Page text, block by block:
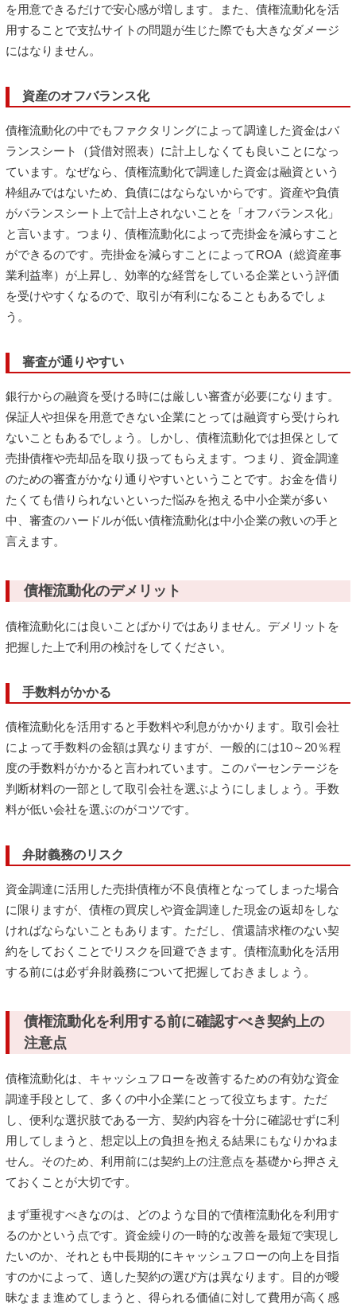
を用意できるだけで安心感が増します。また、債権流動化を活
用することで支払サイトの問題が生じた際でも大きなダメージ
にはなりません。
資産のオフバランス化
債権流動化の中でもファクタリングによって調達した資金はバ
ランスシート（貸借対照表）に計上しなくても良いことになっ
ています。なぜなら、債権流動化で調達した資金は融資という
枠組みではないため、負債にはならないからです。資産や負債
がバランスシート上で計上されないことを「オフバランス化」
と言います。つまり、債権流動化によって売掛金を減らすこと
ができるのです。売掛金を減らすことによってROA（総資産事
業利益率）が上昇し、効率的な経営をしている企業という評価
を受けやすくなるので、取引が有利になることもあるでしょ
う。
審査が通りやすい
銀行からの融資を受ける時には厳しい審査が必要になります。
保証人や担保を用意できない企業にとっては融資すら受けられ
ないこともあるでしょう。しかし、債権流動化では担保として
売掛債権や売却品を取り扱ってもらえます。つまり、資金調達
のための審査がかなり通りやすいということです。お金を借り
たくても借りられないといった悩みを抱える中小企業が多い
中、審査のハードルが低い債権流動化は中小企業の救いの手と
言えます。
債権流動化のデメリット
債権流動化には良いことばかりではありません。デメリットを
把握した上で利用の検討をしてください。
手数料がかかる
債権流動化を活用すると手数料や利息がかかります。取引会社
によって手数料の金額は異なりますが、一般的には10～20％程
度の手数料がかかると言われています。このパーセンテージを
判断材料の一部として取引会社を選ぶようにしましょう。手数
料が低い会社を選ぶのがコツです。
弁財義務のリスク
資金調達に活用した売掛債権が不良債権となってしまった場合
に限りますが、債権の買戻しや資金調達した現金の返却をしな
ければならないこともあります。ただし、償還請求権のない契
約をしておくことでリスクを回避できます。債権流動化を活用
する前には必ず弁財義務について把握しておきましょう。
債権流動化を利用する前に確認すべき契約上の
注意点
債権流動化は、キャッシュフローを改善するための有効な資金
調達手段として、多くの中小企業にとって役立ちます。ただ
し、便利な選択肢である一方、契約内容を十分に確認せずに利
用してしまうと、想定以上の負担を抱える結果にもなりかねま
せん。そのため、利用前には契約上の注意点を基礎から押さえ
ておくことが大切です。
まず重視すべきなのは、どのような目的で債権流動化を利用す
るのかという点です。資金繰りの一時的な改善を最短で実現し
たいのか、それとも中長期的にキャッシュフローの向上を目指
すのかによって、適した契約の選び方は異なります。目的が曖
昧なまま進めてしまうと、得られる価値に対して費用が高く感